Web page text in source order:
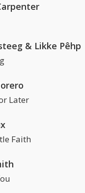
& Likke Pêhp
Later
Faith